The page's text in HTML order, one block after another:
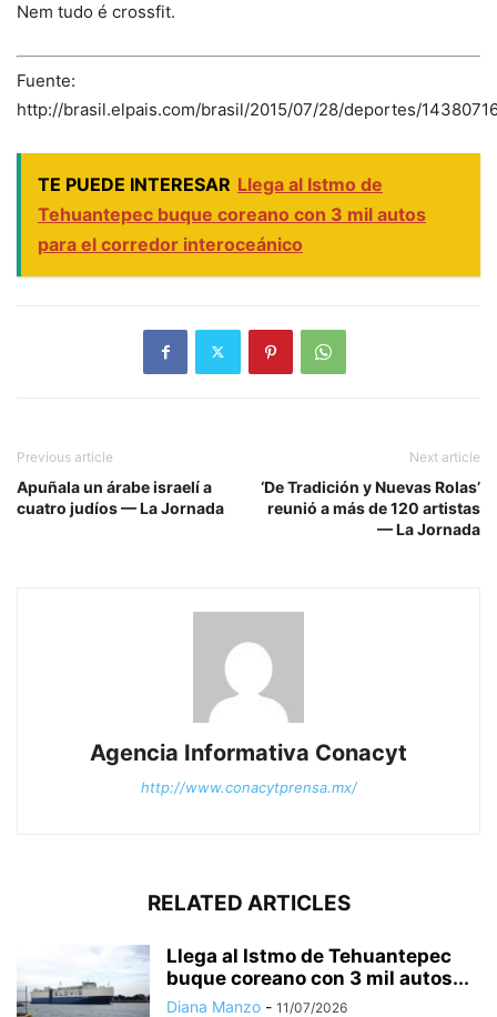
Nem tudo é crossfit.
Fuente:
http://brasil.elpais.com/brasil/2015/07/28/deportes/
TE PUEDE INTERESAR Llega al Istmo de
Tehuantepec buque coreano con 3 mil autos
para el corredor interoceánico
Previous article
Apuñala un árabe israelí a
cuatro judíos — La Jornada
Next article
‘De Tradición y Nuevas Rolas’
reunió a más de 120 artistas
— La Jornada
Agencia Informativa Conacyt
http://www.conacytprensa.mx/
RELATED ARTICLES
Llega al Istmo de Tehuantepec
buque coreano con 3 mil autos...
Diana Manzo - 11/07/2026